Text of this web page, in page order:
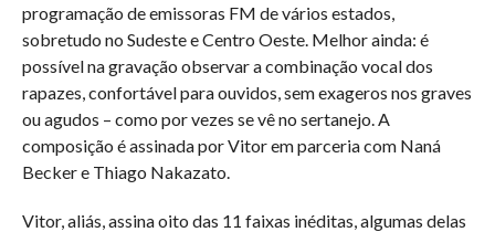
programação de emissoras FM de vários estados,
sobretudo no Sudeste e Centro Oeste. Melhor ainda: é
possível na gravação observar a combinação vocal dos
rapazes, confortável para ouvidos, sem exageros nos graves
ou agudos – como por vezes se vê no sertanejo. A
composição é assinada por Vitor em parceria com Naná
Becker e Thiago Nakazato.
Vitor, aliás, assina oito das 11 faixas inéditas, algumas delas